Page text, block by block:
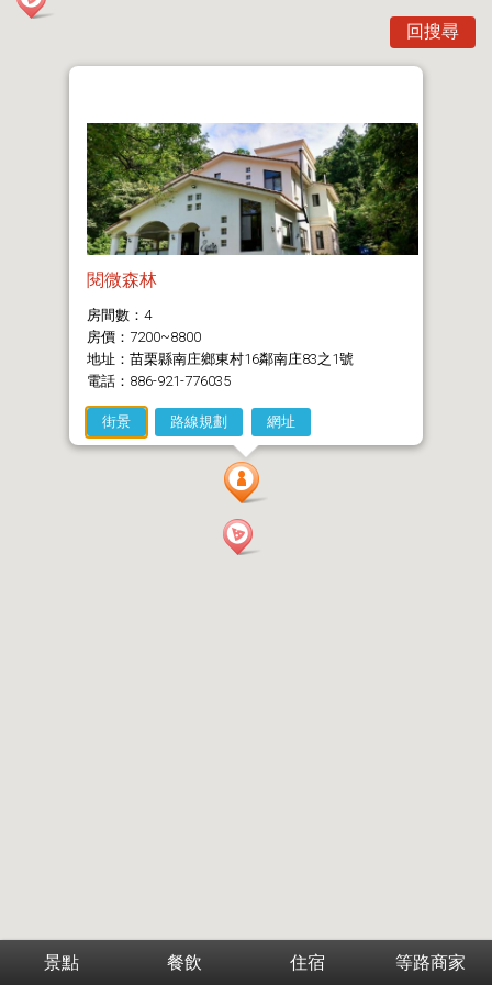
景點 餐飲 住宿 等路商家
回搜尋
閱微森林
房間數：4
房價：7200~8800
地址：苗栗縣南庄鄉東村16鄰南庄83之1號
電話：886-921-776035
街景 路線規劃 網址